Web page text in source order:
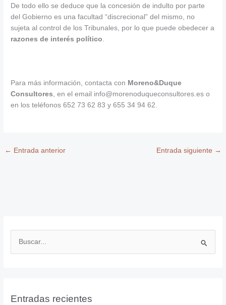
De todo ello se deduce que la concesión de indulto por parte
del Gobierno es una facultad “discrecional” del mismo, no
sujeta al control de los Tribunales, por lo que puede obedecer a
razones de interés político
Para más información, contacta con Moreno&Duque
Consultores, en el email info@morenoduqueconsultores.es o
en los teléfonos 652 73 62 83 y 655 34 94 62.
← Entrada anterior Entrada siguiente →
a
Entradas recientes